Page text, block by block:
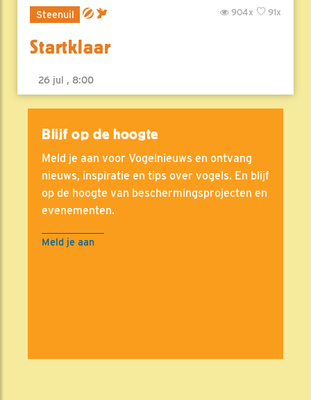
Steenuil 91x
904x
Startklaar
26 jul , 8:00
Blijf op de hoogte
Meld je aan voor Vogelnieuws en ontvang
nieuws, inspiratie en tips over vogels. En blijf
op de hoogte van beschermingsprojecten en
evenementen.
Meld je aan